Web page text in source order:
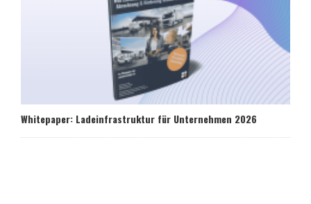
Whitepaper: Ladeinfrastruktur für Unternehmen 2026